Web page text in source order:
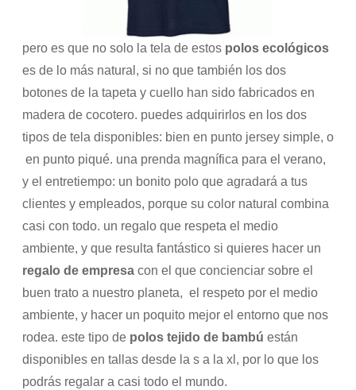
pero es que no solo la tela de estos polos ecológicos
es de lo más natural, si no que también los dos
botones de la tapeta y cuello han sido fabricados en
madera de cocotero. puedes adquirirlos en los dos
tipos de tela disponibles: bien en punto jersey simple, o
en punto piqué. una prenda magnífica para el verano,
y el entretiempo: un bonito polo que agradará a tus
clientes y empleados, porque su color natural combina
casi con todo. un regalo que respeta el medio
ambiente, y que resulta fantástico si quieres hacer un
regalo de empresa con el que concienciar sobre el
buen trato a nuestro planeta, el respeto por el medio
ambiente, y hacer un poquito mejor el entorno que nos
rodea. este tipo de polos tejido de bambú están
disponibles en tallas desde la s a la xl, por lo que los
podrás regalar a casi todo el mundo.